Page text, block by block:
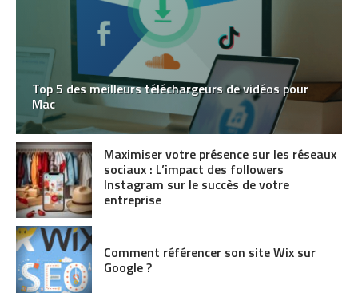
Top 5 des meilleurs téléchargeurs de vidéos pour
Mac
Maximiser votre présence sur les réseaux
sociaux : L’impact des followers
Instagram sur le succès de votre
entreprise
Comment référencer son site Wix sur
Google ?